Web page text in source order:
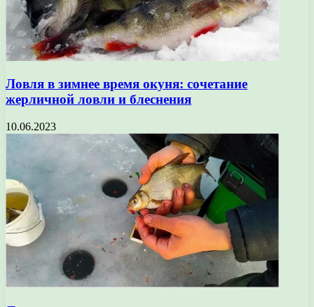
Ловля в зимнее время окуня: сочетание
жерличной ловли и блеснения
10.06.2023